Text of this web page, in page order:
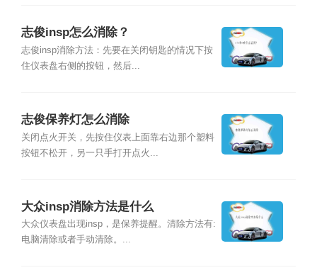
志俊insp怎么消除？
志俊insp消除方法：先要在关闭钥匙的情况下按
住仪表盘右侧的按钮，然后...
志俊保养灯怎么消除
关闭点火开关，先按住仪表上面靠右边那个塑料
按钮不松开，另一只手打开点火...
大众insp消除方法是什么
大众仪表盘出现insp，是保养提醒。清除方法有:
电脑清除或者手动清除。...